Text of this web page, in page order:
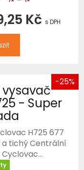
Kč s DPH
-25%
- Super
H725 677
a tichý Centrální